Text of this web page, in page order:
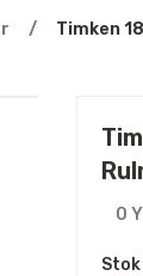
Timken
0
Stok